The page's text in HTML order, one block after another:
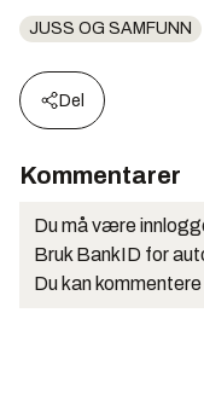
JUSS OG SAMFUNN
Del
Kommentarer
Du må være
Bruk BankID for
Du kan